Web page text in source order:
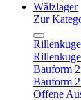
Wälzlager
Zur
Bauform
Bauform
Offene